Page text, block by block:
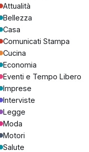
Attualità
Bellezza
Casa
Comunicati Stampa
Cucina
Economia
Eventi e Tempo Libero
Imprese
Interviste
Legge
Moda
Motori
Salute